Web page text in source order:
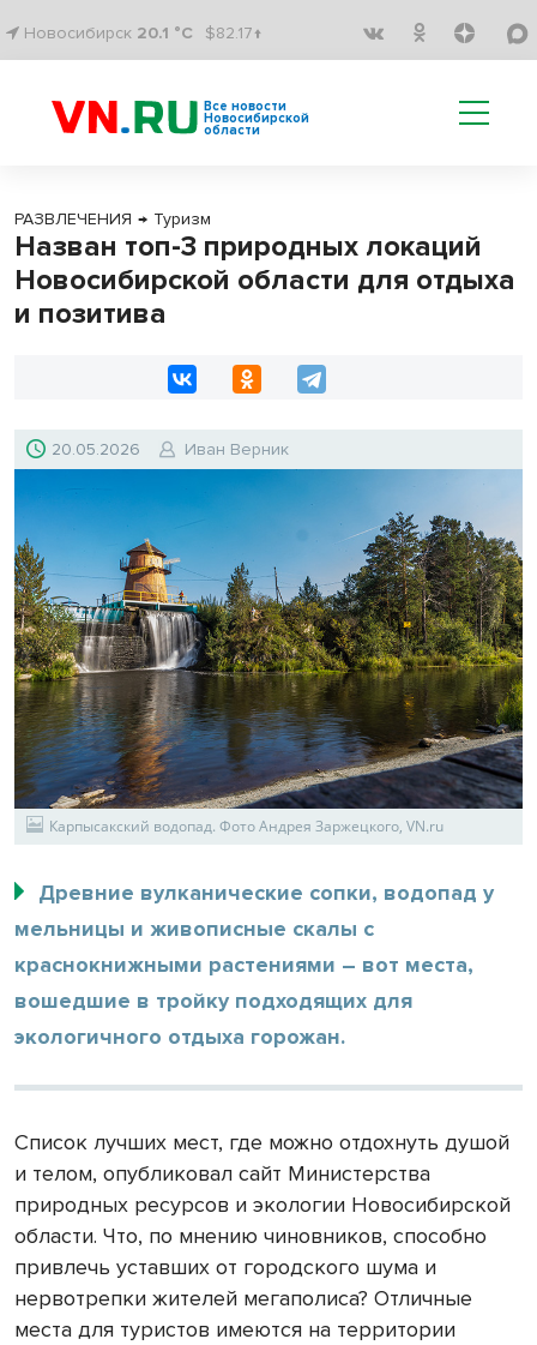
Новосибирск 20.1 °C $82.17↑
Все новости
Новосибирской
области
РАЗВЛЕЧЕНИЯ → Туризм
Назван топ-3 природных локаций
Новосибирской области для отдыха
и позитива
20.05.2026 Иван Верник
Карпысакский водопад. Фото Андрея Заржецкого, VN.ru
Древние вулканические сопки, водопад у
мельницы и живописные скалы с
краснокнижными растениями – вот места,
вошедшие в тройку подходящих для
экологичного отдыха горожан.
Список лучших мест, где можно отдохнуть душой
и телом, опубликовал сайт Министерства
природных ресурсов и экологии Новосибирской
области. Что, по мнению чиновников, способно
привлечь уставших от городского шума и
нервотрепки жителей мегаполиса? Отличные
места для туристов имеются на территории